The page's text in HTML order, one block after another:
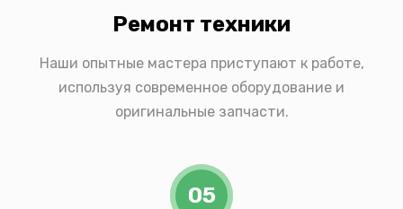
Ремонт техники
Наши опытные мастера приступают к работе,
используя современное оборудование и
оригинальные запчасти.
05